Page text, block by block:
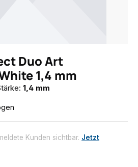
Duo Art
1,4 mm
1,4 mm
Kunden sichtbar. Jetzt